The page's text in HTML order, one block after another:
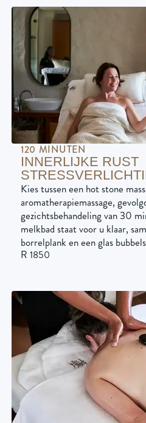
120 MINUTEN
INNERLIJKE RUST
Kies tussen een hot stone
aromatherapiemassage,
gezichtsbehandeling van 30
melkbad staat voor u klaar,
borrelplank en een glas
R 1850